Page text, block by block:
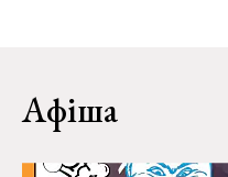
Афіша